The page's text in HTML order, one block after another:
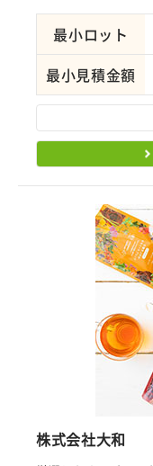
最小ロット
最小見積金額
株式会社大和